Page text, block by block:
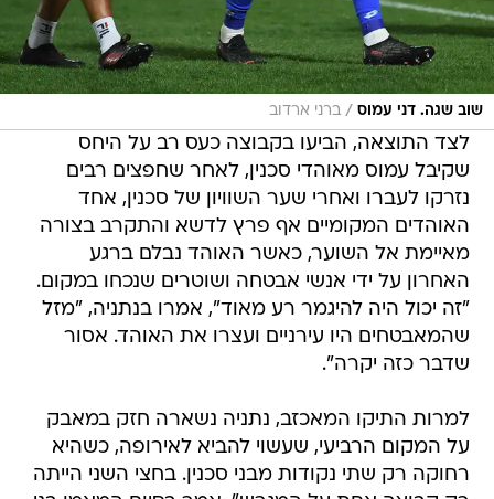
שוב שגה. דני עמוס / ברני ארדוב
לצד התוצאה, הביעו בקבוצה כעס רב על היחס
שקיבל עמוס מאוהדי סכנין, לאחר שחפצים רבים
נזרקו לעברו ואחרי שער השוויון של סכנין, אחד
האוהדים המקומיים אף פרץ לדשא והתקרב בצורה
מאיימת אל השוער, כאשר האוהד נבלם ברגע
האחרון על ידי אנשי אבטחה ושוטרים שנכחו במקום.
"זה יכול היה להיגמר רע מאוד", אמרו בנתניה, "מזל
שהמאבטחים היו עירניים ועצרו את האוהד. אסור
שדבר כזה יקרה".
למרות התיקו המאכזב, נתניה נשארה חזק במאבק
על המקום הרביעי, שעשוי להביא לאירופה, כשהיא
רחוקה רק שתי נקודות מבני סכנין. בחצי השני הייתה